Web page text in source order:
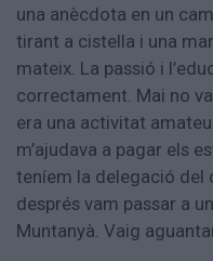
una anècdota en un
tirant a cistella i una
mateix. La passió i
correctament. Mai no
era una activitat
m’ajudava a pagar els
teníem la delegació del
després vam passar a
Muntanyà. Vaig